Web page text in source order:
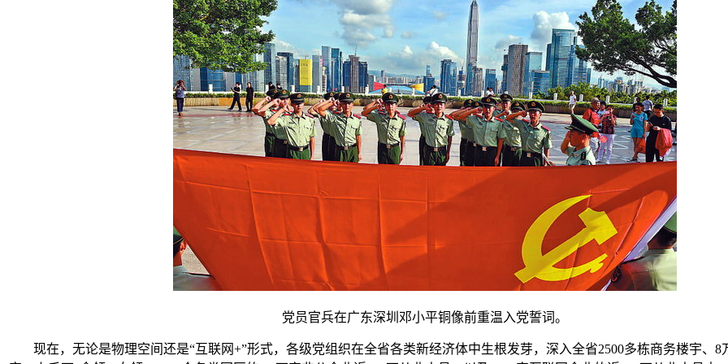
党员官兵在广东深圳邓小平铜像前重温入党誓词。
现在，无论是物理空间还是“互联网+”形式，各级党组织在全省各类新经济体中生根发芽，深入全省2500多栋商务楼宇、8